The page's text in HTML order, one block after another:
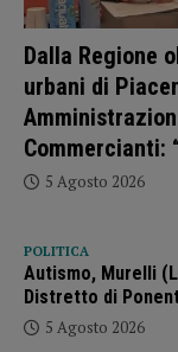
Dalla Regione
urbani di
Commercianti:
5 Agosto 2026
POLITICA
Autismo, Murelli
Distretto di
5 Agosto 2026